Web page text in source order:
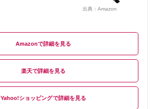
出典： Amazon
Amazon
楽天
Yahoo!ショッピング